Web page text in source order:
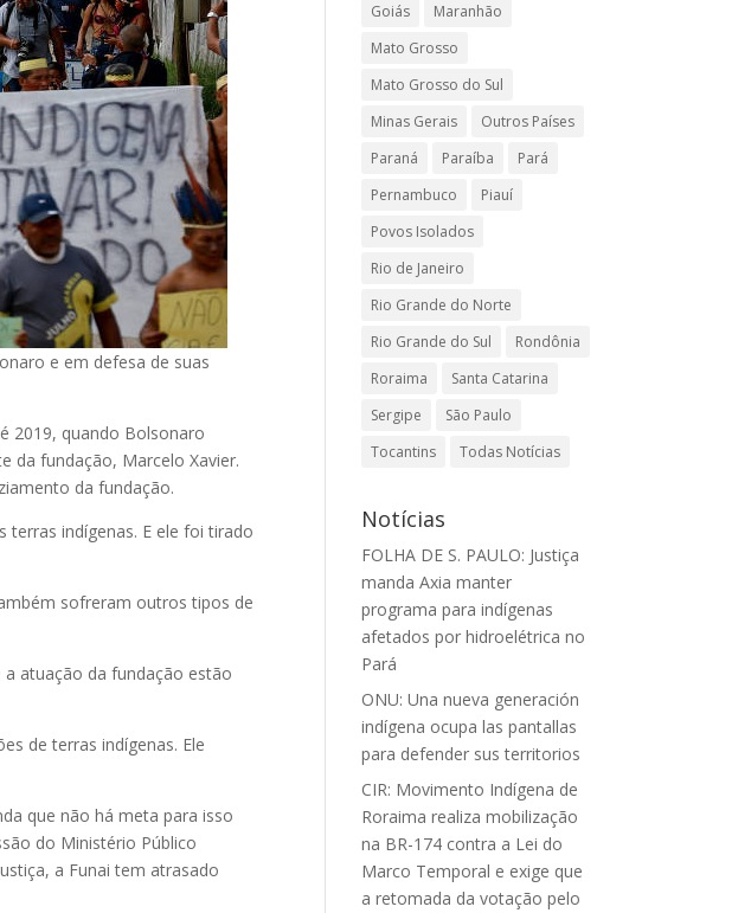
e em defesa de suas
2019, quando Bolsonaro
da fundação, Marcelo Xavier.
da fundação.
terras indígenas. E ele foi tirado
sofreram outros tipos de
atuação da fundação estão
de terras indígenas. Ele
que não há meta para isso
do Ministério Público
a Funai tem atrasado
Goiás
Maranhão
Mato Grosso
Mato Grosso do Sul
Minas Gerais
Outros Países
Paraná
Paraíba
Pará
Pernambuco
Piauí
Povos Isolados
Rio de Janeiro
Rio Grande do Norte
Rio Grande do Sul
Rondônia
Roraima
Santa Catarina
Sergipe
São Paulo
Tocantins
Todas Notícias
Notícias
FOLHA DE S. PAULO: Justiça
manda Axia manter
programa para indígenas
afetados por hidroelétrica no
Pará
ONU: Una nueva generación
indígena ocupa las pantallas
para defender sus territorios
CIR: Movimento Indígena de
Roraima realiza mobilização
na BR-174 contra a Lei do
Marco Temporal e exige que
a retomada da votação pelo